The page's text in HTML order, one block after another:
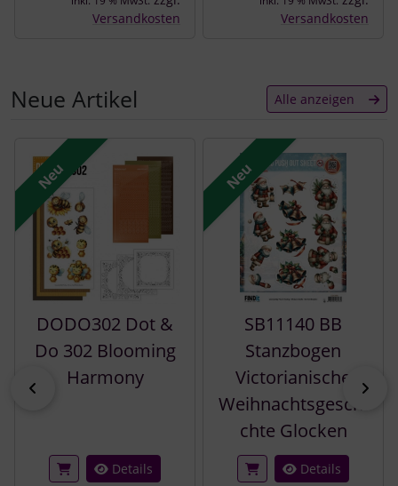
Versandkosten
Versandkosten
Neue Artikel Alle anzeigen
Es folgt ein Produktslider - navigieren Sie mit der Tab-
zurück
Neu
DODO302 Dot &
Do 302 Blooming
Harmony
Details
Neu
SB11140 BB
Stanzbogen
Victorianische
Weihnachtsgeschi
chte Glocken
Details